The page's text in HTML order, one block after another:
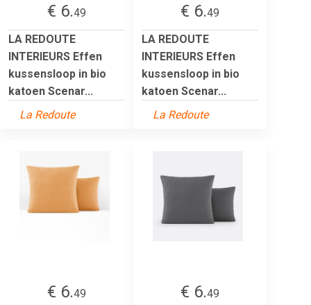
€ 6.49
LA REDOUTE
INTERIEURS Effen
kussensloop in bio
katoen Scenar...
La Redoute
€ 6.49
LA REDOUTE
INTERIEURS Effen
kussensloop in bio
katoen Scenar...
La Redoute
€ 6.49
€ 6.49